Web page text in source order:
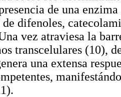
de una
difenoles,
vez atraviesa la
transcelulares (10),
una extensa